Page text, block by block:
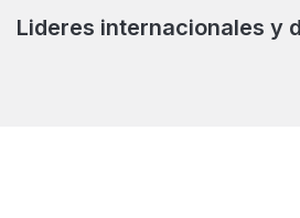
Lideres internacionales y